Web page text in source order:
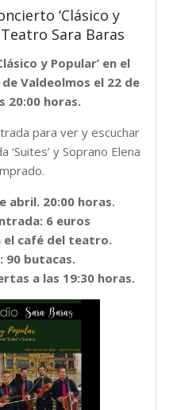
‘Clásico y
Sara Baras
y Popular’ en el
Valdeolmos el 22 de
20:00 horas.
para ver y escuchar
‘Suites’ y Soprano Elena
abril. 20:00 horas.
6 euros
el café del teatro.
90 butacas.
a las 19:30 horas.